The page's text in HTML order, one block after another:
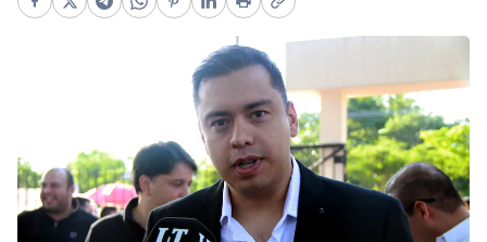
Facebook
X Telegram
WhatsApp
Pinterest
LinkedIn
PrintCopy link